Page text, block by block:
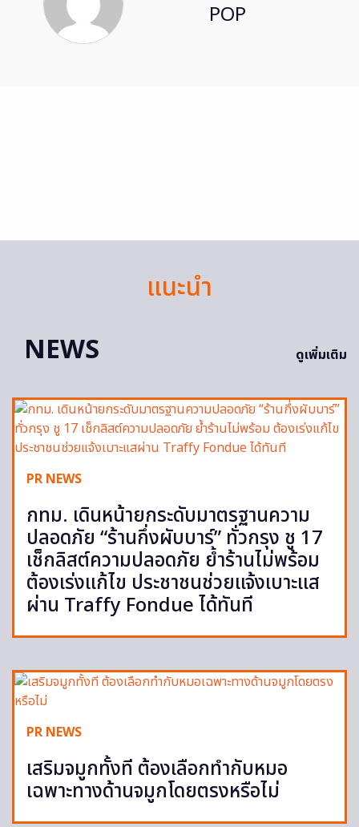
POP
แนะนำ
NEWS
ดูเพิ่มเติม
PR NEWS
กทม. เดินหน้ายกระดับมาตรฐานความ
ปลอดภัย “ร้านกึ่งผับบาร์” ทั่วกรุง ชู 17
เช็กลิสต์ความปลอดภัย ย้ำร้านไม่พร้อม
ต้องเร่งแก้ไข ประชาชนช่วยแจ้งเบาะแส
ผ่าน Traffy Fondue ได้ทันที
PR NEWS
เสริมจมูกทั้งที ต้องเลือกทำกับหมอ
เฉพาะทางด้านจมูกโดยตรงหรือไม่